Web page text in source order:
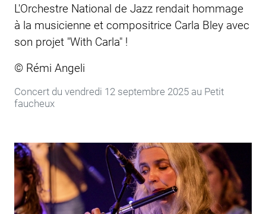
L'Orchestre National de Jazz rendait hommage
à la musicienne et compositrice Carla Bley avec
son projet "With Carla" !
© Rémi Angeli
Concert du vendredi 12 septembre 2025 au Petit
faucheux